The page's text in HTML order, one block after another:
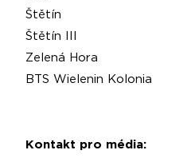
Štětín
Štětín III
Zelená Hora
BTS Wielenin Kolonia
Kontakt pro média: